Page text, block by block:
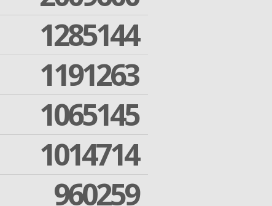
1285144
1191263
1065145
1014714
960259